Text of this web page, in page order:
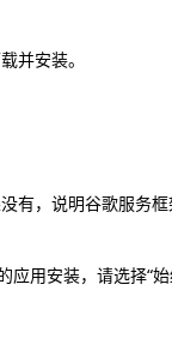
并安装。
有，说明谷歌服务框
应用安装，请选择“